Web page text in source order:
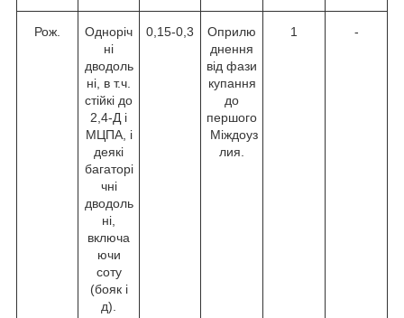
Рож.
Одноріч
ні
дводоль
ні, в т.ч.
стійкі до
2,4-Д і
МЦПА, і
деякі
багаторі
чні
дводоль
ні,
включа
ючи
соту
(бояк і
д).
0,15-0,3
Оприлю
днення
від фази
купання
до
першого
Міждоуз
лия.
1 -